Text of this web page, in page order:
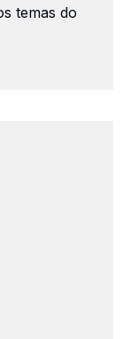
temas do